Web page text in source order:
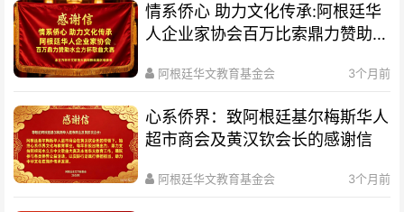
情系侨心 助力文化传承:阿根廷华
人企业家协会百万比索鼎力赞助水
阿根廷华文教育基金会 3个月前
心系侨界​：致阿根廷基尔梅斯华人
超市商会及黄汉钦会长的感谢信
阿根廷华文教育基金会 3个月前